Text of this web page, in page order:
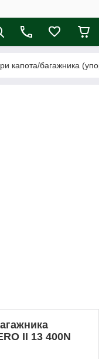
капота/багажника
II 13 400N